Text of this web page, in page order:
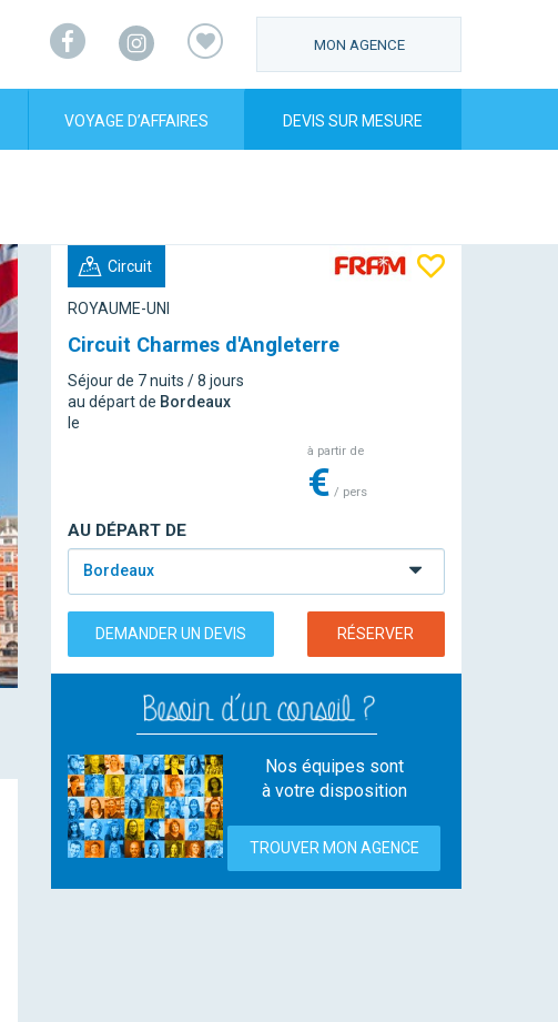
Facebook
Instagram
MON AGENCE
VOYAGE D’AFFAIRES DEVIS SUR MESURE
Circuit
ROYAUME-UNI
Circuit Charmes d'Angleterre
Séjour de 7 nuits / 8 jours
au départ de Bordeaux
le
à partir de
€ / pers
AU DÉPART DE
Bordeaux
DEMANDER UN DEVIS RÉSERVER
Nos équipes sont
à votre disposition
TROUVER MON AGENCE